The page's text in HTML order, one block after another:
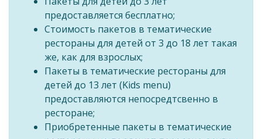
предоставляется бесплатно;
Стоимость пакетов в тематические
рестораны для детей от 3 до 18 лет такая
же, как для взрослых;
Пакеты в тематические рестораны для
детей до 13 лет (Kids menu)
предоставляются непосредтсвенно в
ресторане;
Приобретенные пакеты в тематические